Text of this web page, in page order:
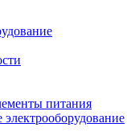
питания